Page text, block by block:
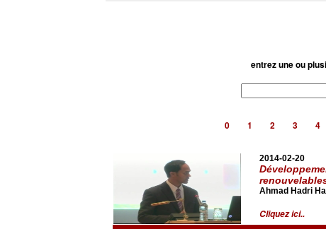
entrez une ou
0 1 2 3 4
2014-02-20
Ahmad Hadri
Cliquez ici..